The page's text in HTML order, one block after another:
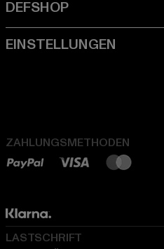
ZAHLUNGSMETHODEN
LASTSCHRIFT